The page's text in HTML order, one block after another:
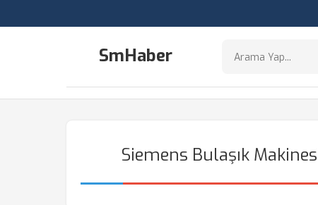
SmHaber
Siemens Bulaşık